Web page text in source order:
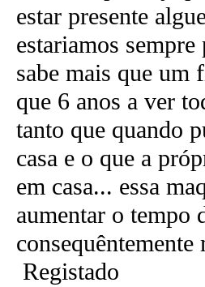
estar presente
estariamos
sabe mais que um
que 6 anos a ver
tanto que quando
casa e o que a
em casa... essa
aumentar o tempo
Registado